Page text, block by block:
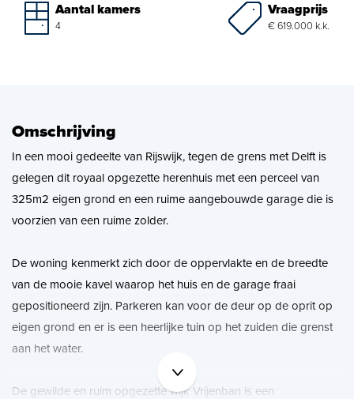
Vacatures
Nieuws
Contact
Aantal kamers
4
Vraagprijs
€ 619.000 k.k.
Omschrijving
In een mooi gedeelte van Rijswijk, tegen de grens met Delft is
gelegen dit royaal opgezette herenhuis met een perceel van
325m2 eigen grond en een ruime aangebouwde garage die is
voorzien van een ruime zolder.
De woning kenmerkt zich door de oppervlakte en de breedte
van de mooie kavel waarop het huis en de garage fraai
gepositioneerd zijn. Parkeren kan voor de deur op de oprit op
eigen grond en er is een heerlijke tuin op het zuiden die grenst
aan het water.
De gewilde en ruim opgezette wijk Vrijenban is een